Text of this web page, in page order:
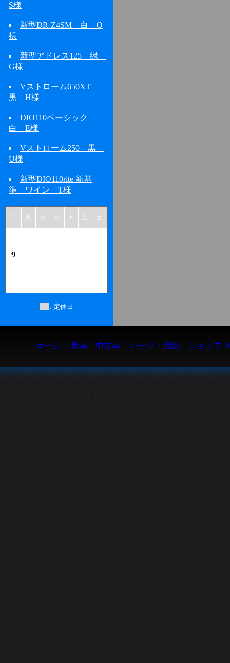
S様
新型DR-Z4SM 白 O
様
新型アドレス125 緑
G様
Vストローム650XT
黒 H様
DIO110ベーシック
白 E様
Vストローム250 黒
U様
新型DIO110rite 新基
準 ワイン T様
日 月 火 水 木 金
9
: 定休日
ホーム 新車・中古車 パーツ・用品 ショップ